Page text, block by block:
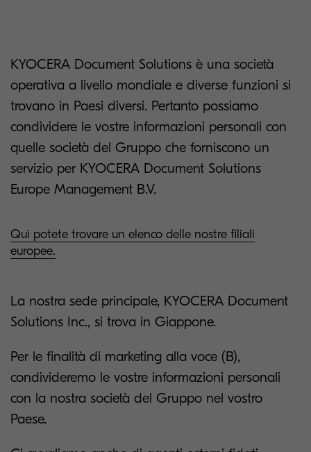
KYOCERA Document Solutions è una società
operativa a livello mondiale e diverse funzioni si
trovano in Paesi diversi. Pertanto possiamo
condividere le vostre informazioni personali con
quelle società del Gruppo che forniscono un
servizio per KYOCERA Document Solutions
Europe Management B.V.
Qui potete trovare un elenco delle nostre filiali
europee.
La nostra sede principale, KYOCERA Document
Solutions Inc., si trova in Giappone.
Per le finalità di marketing alla voce (B),
condivideremo le vostre informazioni personali
con la nostra società del Gruppo nel vostro
Paese.